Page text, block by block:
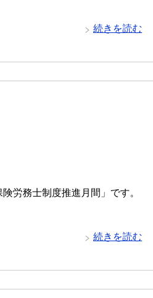
続きを読む
労務士制度推進月間」です。
続きを読む